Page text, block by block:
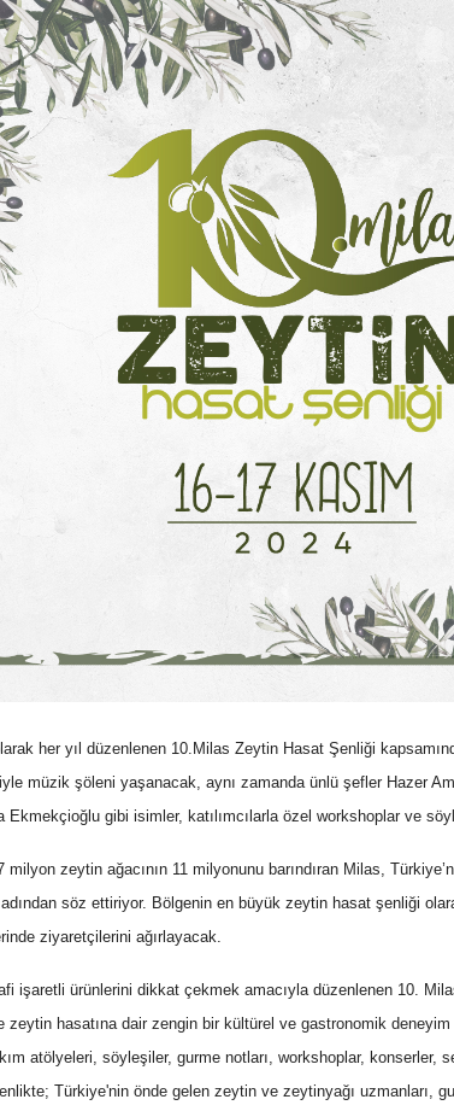
her yıl düzenlenen 10.Milas Zeytin Hasat Şenliği
müzik şöleni yaşanacak, aynı zamanda ünlü şefler Hazer
Ekmekçioğlu gibi isimler, katılımcılarla özel workshoplar ve
milyon zeytin ağacının 11 milyonunu barındıran Milas,
adından söz ettiriyor. Bölgenin en büyük zeytin hasat şenliği
ziyaretçilerini ağırlayacak.
işaretli ürünlerini dikkat çekmek amacıyla düzenlenen 10.
zeytin hasatına dair zengin bir kültürel ve gastronomik
atölyeleri, söyleşiler, gurme notları, workshoplar, konserler,
Türkiye'nin önde gelen zeytin ve zeytinyağı uzmanları,